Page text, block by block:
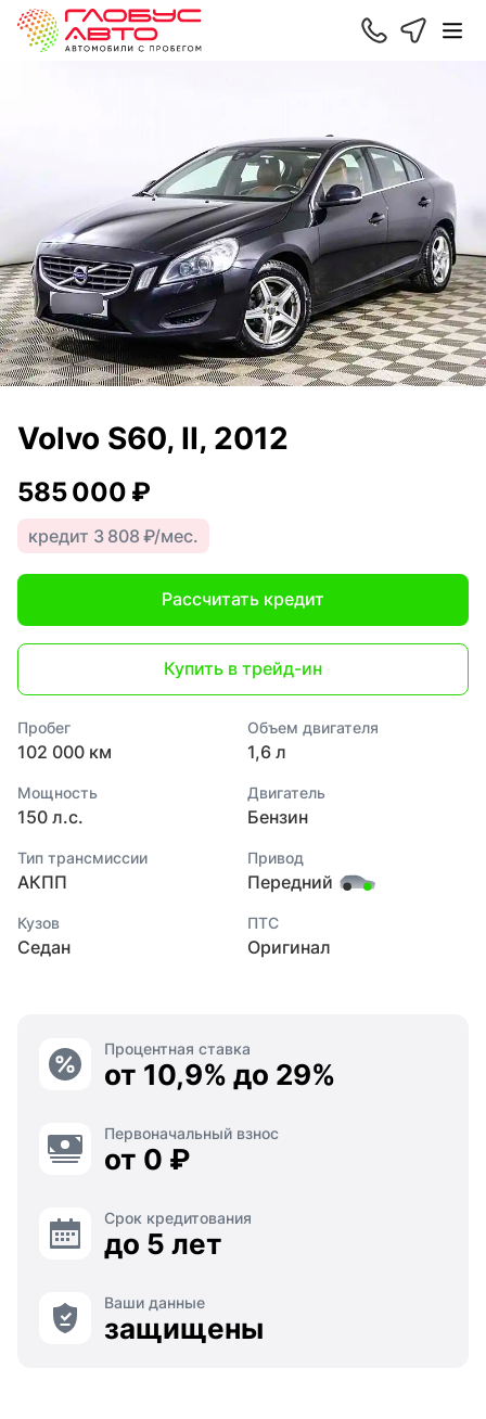
Volvo S60, II, 2012
585 000 ₽
кредит 3 808 ₽/мес.
Рассчитать кредит
Купить в трейд-ин
Пробег
102 000 км
Объем двигателя
1,6 л
Мощность
150 л.с.
Двигатель
Бензин
Тип трансмиссии
АКПП
Привод
Передний
Кузов
Седан
ПТС
Оригинал
Процентная ставка
от 10,9% до 29%
Первоначальный взнос
от 0 ₽
Срок кредитования
до 5 лет
Ваши данные
защищены